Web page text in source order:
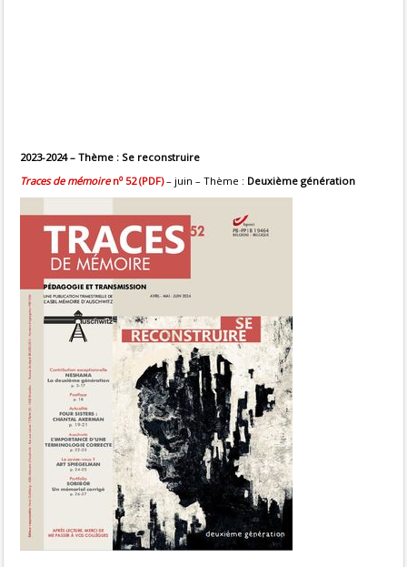
2023-2024 – Thème : Se reconstruire
Traces de mémoireno52 (PDF)– juin – Thème : Deuxième génération